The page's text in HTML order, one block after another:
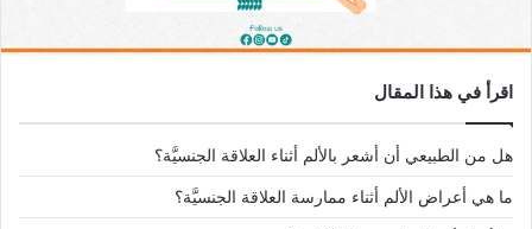
اقرأ في هذا المقال
هل من الطبيعي أن أشعر بالألم أثناء العلاقة الجنسيَّة؟
ما هي أعراض الألم أثناء ممارسة العلاقة الجنسيَّة؟